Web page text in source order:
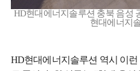
HD현대에너지솔루션 충북 음성
현대에너지
HD현대에너지솔루션 역시 이